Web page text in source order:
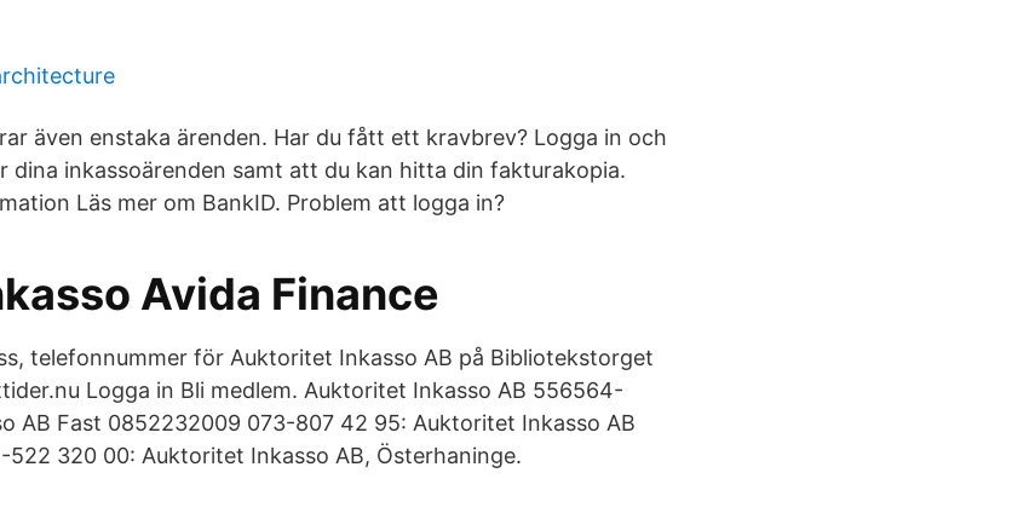
även enstaka ärenden. Har du fått ett kravbrev? Logga in och
dina inkassoärenden samt att du kan hitta din fakturakopia.
Läs mer om BankID. Problem att logga in?
Avida Finance
telefonnummer för Auktoritet Inkasso AB på Bibliotekstorget
Logga in Bli medlem. Auktoritet Inkasso AB 556564-
AB Fast 0852232009 073-807 42 95: Auktoritet Inkasso AB
320 00: Auktoritet Inkasso AB, Österhaninge.